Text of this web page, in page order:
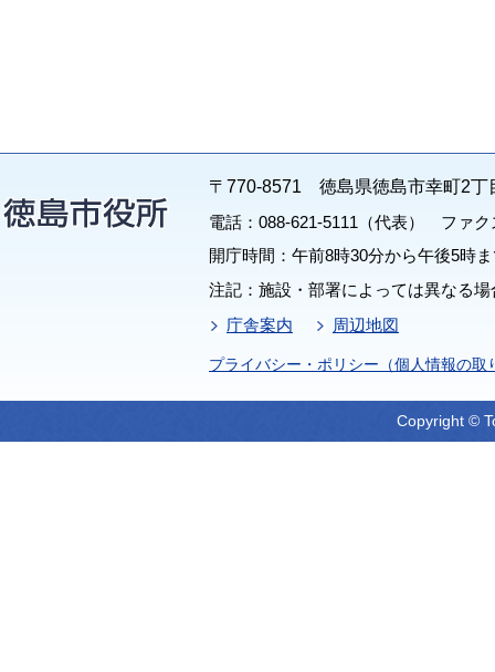
〒770-8571 徳島県徳島市幸町2丁
電話：088-621-5111（代表） ファク
開庁時間：午前8時30分から午後5時
注記：施設・部署によっては異なる
庁舎案内
周辺地図
プライバシー・ポリシー（個人情報の取
Copyright ©